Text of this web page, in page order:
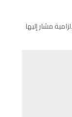
مشار إليها